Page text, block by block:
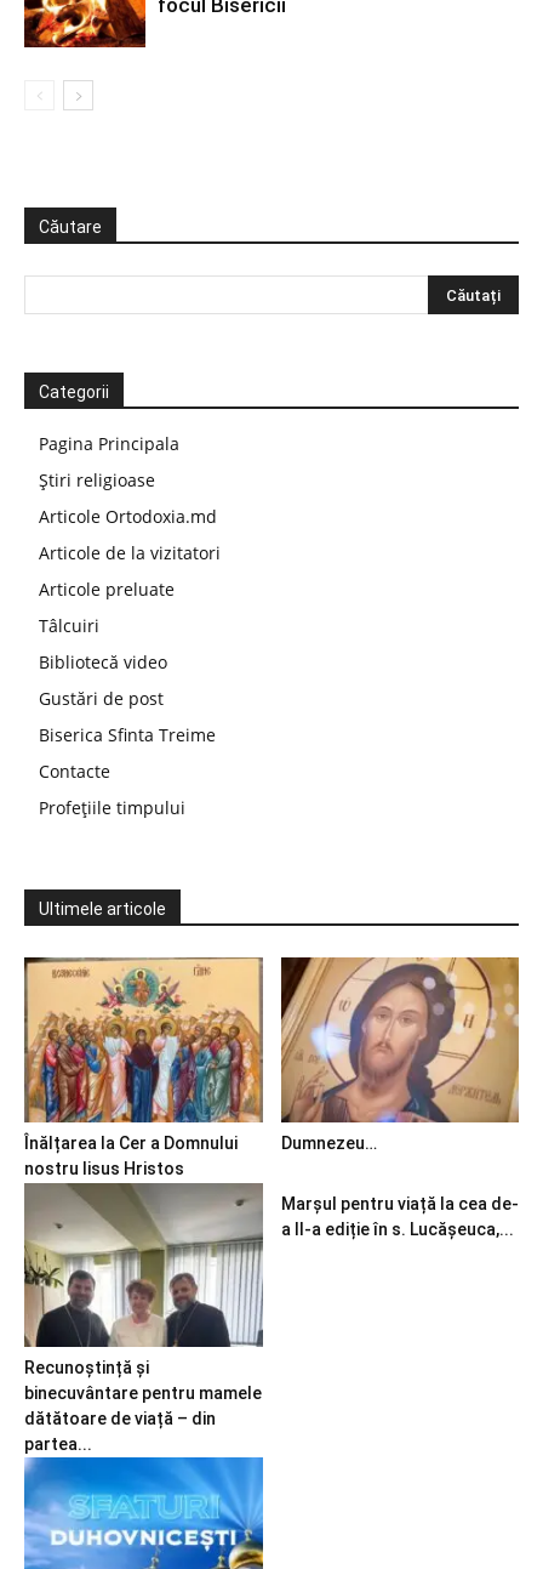
focul Bisericii
Căutare
Categorii
Pagina Principala
Știri religioase
Articole Ortodoxia.md
Articole de la vizitatori
Articole preluate
Tâlcuiri
Bibliotecă video
Gustări de post
Biserica Sfinta Treime
Contacte
Profețiile timpului
Ultimele articole
Înălțarea la Cer a Domnului
nostru Iisus Hristos
Dumnezeu…
Recunoștință și
binecuvântare pentru mamele
dătătoare de viață – din
partea...
Marșul pentru viață la cea de-
a II-a ediție în s. Lucășeuca,...